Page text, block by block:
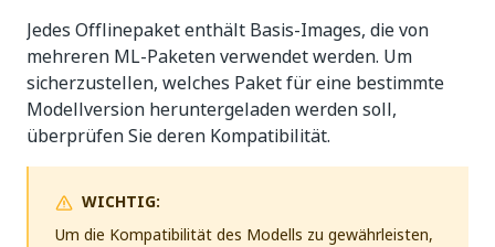
Jedes Offlinepaket enthält Basis-Images, die von
mehreren ML-Paketen verwendet werden. Um
sicherzustellen, welches Paket für eine bestimmte
Modellversion heruntergeladen werden soll,
überprüfen Sie deren Kompatibilität.
WICHTIG:
Um die Kompatibilität des Modells zu gewährleisten,